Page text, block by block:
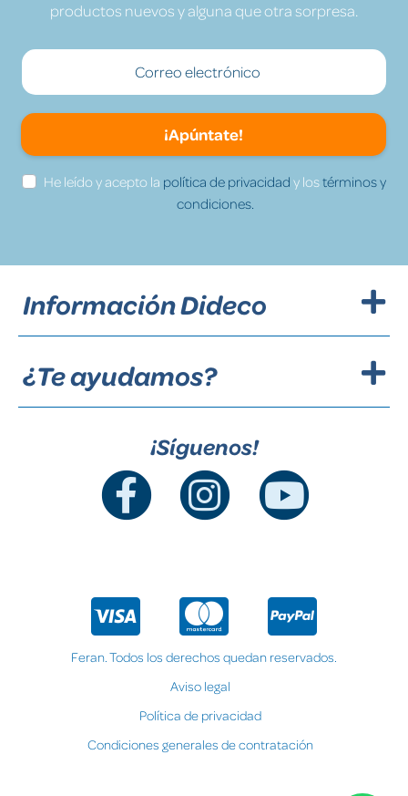
productos nuevos y alguna que otra sorpresa.
¡Apúntate!
He leído y acepto la política de privacidad y lostérminos y
condiciones.
Información Dideco
¿Te ayudamos?
¡Síguenos!
Feran. Todos los derechos quedan reservados.
Aviso legal
Política de privacidad
Condiciones generales de contratación